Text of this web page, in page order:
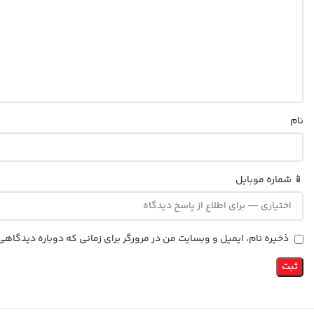
نام
📱 شماره موبایل
ذخیره نام، ایمیل و وبسایت من در مرورگر برای زمانی که دوباره